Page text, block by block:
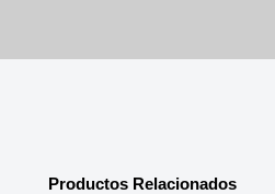
Productos Relacionados